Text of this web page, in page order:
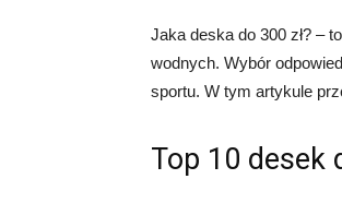
Jaka deska do 300 zł? –
wodnych. Wybór
sportu. W tym artykule
Top 10 desek